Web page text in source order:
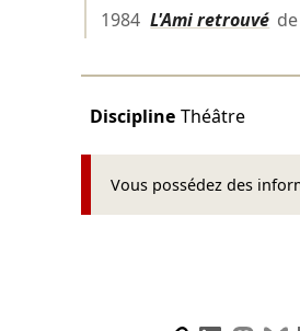
1984 L'Ami retrouvé de
Discipline Théâtre
Vous possédez des